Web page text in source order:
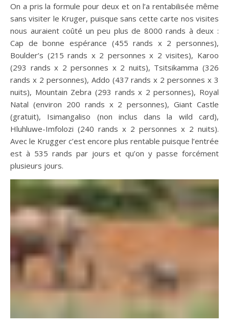
On a pris la formule pour deux et on l’a rentabilisée même
sans visiter le Kruger, puisque sans cette carte nos visites
nous auraient coûté un peu plus de 8000 rands à deux :
Cap de bonne espérance (455 rands x 2 personnes),
Boulder’s (215 rands x 2 personnes x 2 visites), Karoo
(293 rands x 2 personnes x 2 nuits), Tsitsikamma (326
rands x 2 personnes), Addo (437 rands x 2 personnes x 3
nuits), Mountain Zebra (293 rands x 2 personnes), Royal
Natal (environ 200 rands x 2 personnes), Giant Castle
(gratuit), Isimangaliso (non inclus dans la wild card),
Hluhluwe-Imfolozi (240 rands x 2 personnes x 2 nuits).
Avec le Krugger c’est encore plus rentable puisque l’entrée
est à 535 rands par jours et qu’on y passe forcément
plusieurs jours.